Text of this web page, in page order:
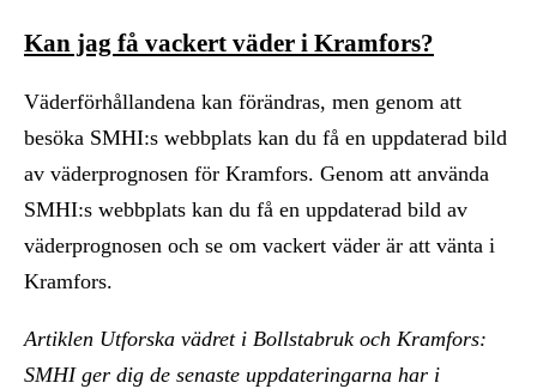
Kan jag få vackert väder i Kramfors?
Väderförhållandena kan förändras, men genom att
besöka SMHI:s webbplats kan du få en uppdaterad bild
av väderprognosen för Kramfors. Genom att använda
SMHI:s webbplats kan du få en uppdaterad bild av
väderprognosen och se om vackert väder är att vänta i
Kramfors.
Artiklen Utforska vädret i Bollstabruk och Kramfors:
SMHI ger dig de senaste uppdateringarna har i